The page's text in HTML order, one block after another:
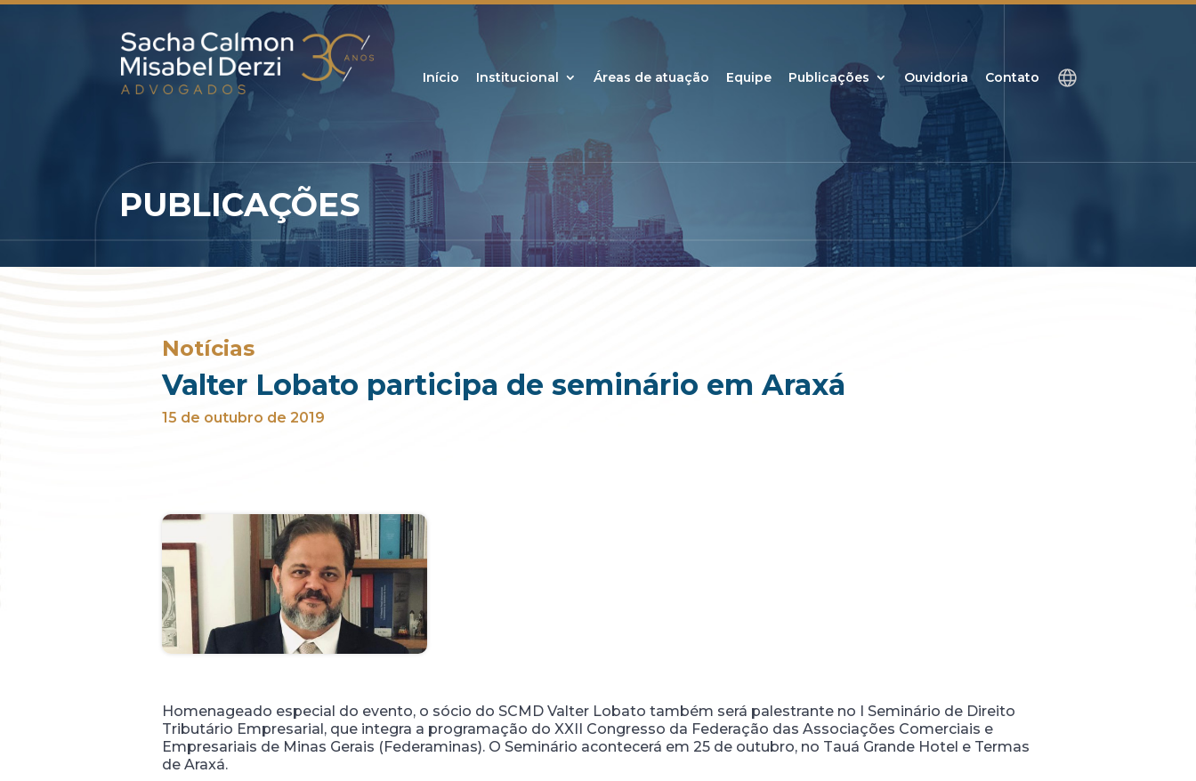
Início Institucional Áreas de atuação Equipe Publicações Ouvidoria Contato
PUBLICAÇÕES
Notícias
Valter Lobato participa de seminário em Araxá
15 de outubro de 2019
Homenageado especial do evento, o sócio do SCMD Valter Lobato também será palestrante no I Seminário de Direito
Tributário Empresarial, que integra a programação do XXII Congresso da Federação das Associações Comerciais e
Empresariais de Minas Gerais (Federaminas). O Seminário acontecerá em 25 de outubro, no Tauá Grande Hotel e Termas
de Araxá.